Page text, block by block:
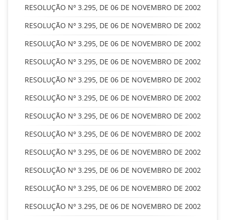
RESOLUÇÃO Nº 3.295, DE 06 DE NOVEMBRO DE 2002
RESOLUÇÃO Nº 3.295, DE 06 DE NOVEMBRO DE 2002
RESOLUÇÃO Nº 3.295, DE 06 DE NOVEMBRO DE 2002
RESOLUÇÃO Nº 3.295, DE 06 DE NOVEMBRO DE 2002
RESOLUÇÃO Nº 3.295, DE 06 DE NOVEMBRO DE 2002
RESOLUÇÃO Nº 3.295, DE 06 DE NOVEMBRO DE 2002
RESOLUÇÃO Nº 3.295, DE 06 DE NOVEMBRO DE 2002
RESOLUÇÃO Nº 3.295, DE 06 DE NOVEMBRO DE 2002
RESOLUÇÃO Nº 3.295, DE 06 DE NOVEMBRO DE 2002
RESOLUÇÃO Nº 3.295, DE 06 DE NOVEMBRO DE 2002
RESOLUÇÃO Nº 3.295, DE 06 DE NOVEMBRO DE 2002
RESOLUÇÃO Nº 3.295, DE 06 DE NOVEMBRO DE 2002